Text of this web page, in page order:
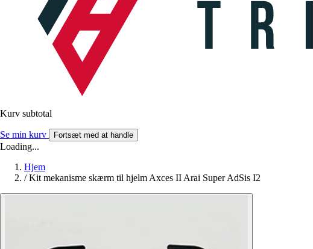
Kurv subtotal
Se min kurv Fortsæt med at handle
Loading...
Hjem
/ Kit mekanisme skærm til hjelm Axces II Arai Super AdSis I2